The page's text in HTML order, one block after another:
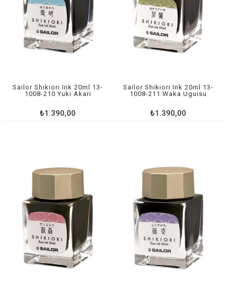
Sailor Shikiori Ink 20ml 13-
1008-210 Yuki Akari
₺1.390,00
Sailor Shikiori Ink 20ml 13-
1008-211 Waka Uguisu
₺1.390,00